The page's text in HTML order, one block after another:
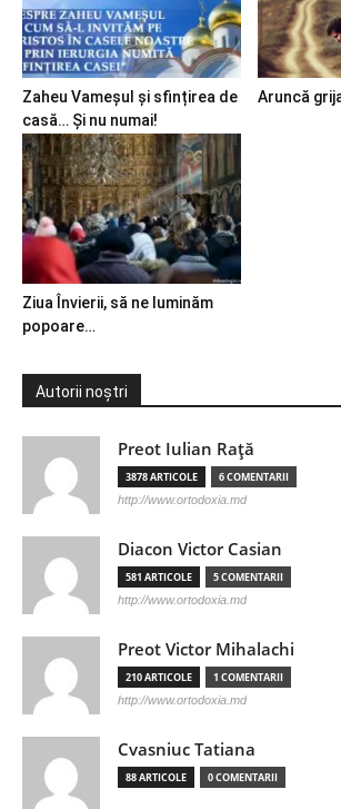
Zaheu Vameșul și sfințirea de
casă… Și nu numai!
Aruncă
Ziua Învierii, să ne luminăm
popoare…
Autorii noștri
Preot Iulian Raţă
3878 ARTICOLE 6 COMENTARII
http://www.ortodoxia.md
Diacon Victor Casian
581 ARTICOLE 5 COMENTARII
http://www.ortodoxia.md
Preot Victor Mihalachi
210 ARTICOLE 1 COMENTARII
http://www.ortodoxia.md
Cvasniuc Tatiana
88 ARTICOLE 0 COMENTARII